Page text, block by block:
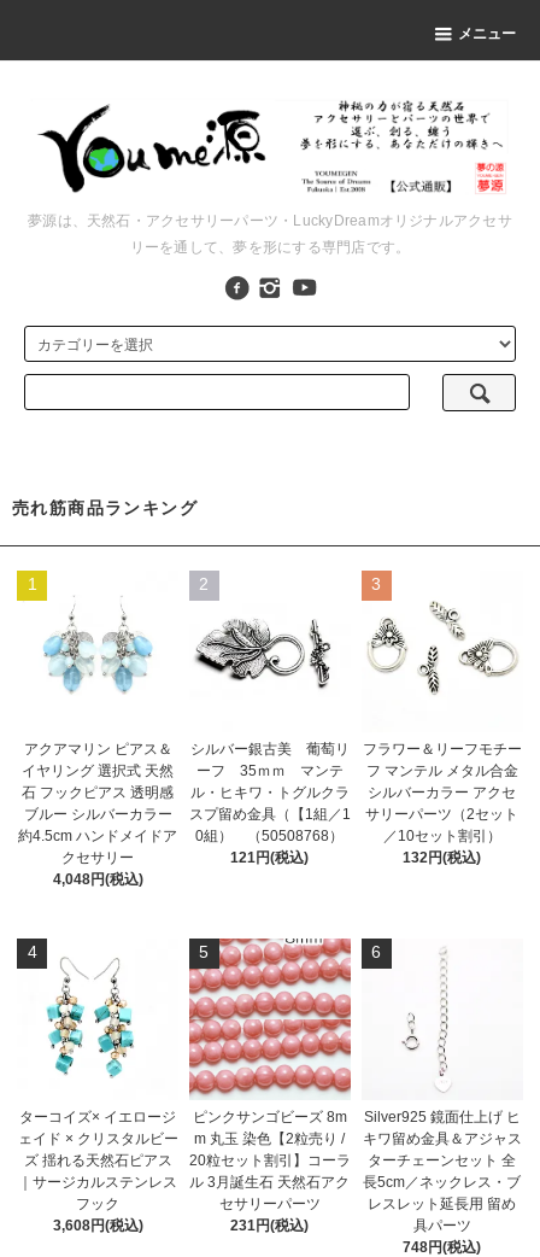
メニュー
夢源は、天然石・アクセサリーパーツ・LuckyDreamオリジナルアクセサ
リーを通して、夢を形にする専門店です。
売れ筋商品ランキング
1
アクアマリン ピアス＆
イヤリング 選択式 天然
石 フックピアス 透明感
ブルー シルバーカラー
約4.5cm ハンドメイドア
クセサリー
4,048円(税込)
2
シルバー銀古美 葡萄リ
ーフ 35ｍｍ マンテ
ル・ヒキワ・トグルクラ
スプ留め金具（【1組／1
0組） （50508768）
121円(税込)
3
フラワー＆リーフモチー
フ マンテル メタル合金
シルバーカラー アクセ
サリーパーツ（2セット
／10セット割引）
132円(税込)
4
ターコイズ× イエロージ
ェイド × クリスタルビー
ズ 揺れる天然石ピアス
｜サージカルステンレス
フック
3,608円(税込)
5
ピンクサンゴビーズ 8m
m 丸玉 染色【2粒売り /
20粒セット割引】コーラ
ル 3月誕生石 天然石アク
セサリーパーツ
231円(税込)
6
Silver925 鏡面仕上げ ヒ
キワ留め金具＆アジャス
ターチェーンセット 全
長5cm／ネックレス・ブ
レスレット延長用 留め
具パーツ
748円(税込)